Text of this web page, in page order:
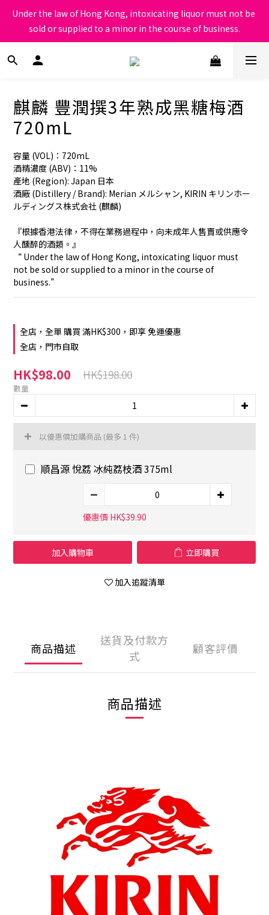
根據香港法律，不得在業務過程中，向未成年人售賣或供應令人醺
醉的酒類
Under the law of Hong Kong, intoxicating liquor must not be
sold or supplied to a minor in the course of business.
根據香港法律，不得在業務過程中，向未成年人售賣或供應令人醺
麒麟 豐潤撰3年熟成黑糖梅酒
720mL
容量 (VOL)：720mL
酒精濃度 (ABV)：11%
產地 (Region): Japan 日本
酒廠 (Distillery / Brand): Merian メルシャン, KIRIN キリンホー
ルディングス株式会社 (麒麟)
『根據香港法律，不得在業務過程中，向未成年人售賣或供應令
人醺醉的酒類。』
“ Under the law of Hong Kong, intoxicating liquor must
not be sold or supplied to a minor in the course of
business.”
全店，全單 購買 滿HK$300，即享 免運優惠
全店，門市自取
HK$98.00 HK$198.00
數量
以優惠價加購商品 (最多 1 件)
順昌源 悅荔 冰純荔枝酒 375ml
優惠價 HK$39.90
加入購物車 立即購買
加入追蹤清單
商品描述
送貨及付款方
式
顧客評價
商品描述